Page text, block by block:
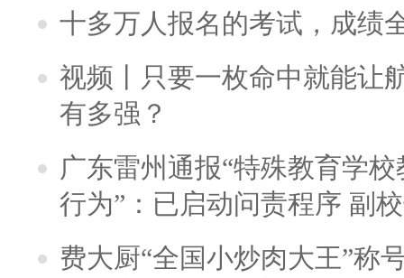
十多万人报名的考试，成绩
视频丨只要一枚命中就能让
有多强？
广东雷州通报“特殊教育学
行为”：已启动问责程序 副
费大厨“全国小炒肉大王”称